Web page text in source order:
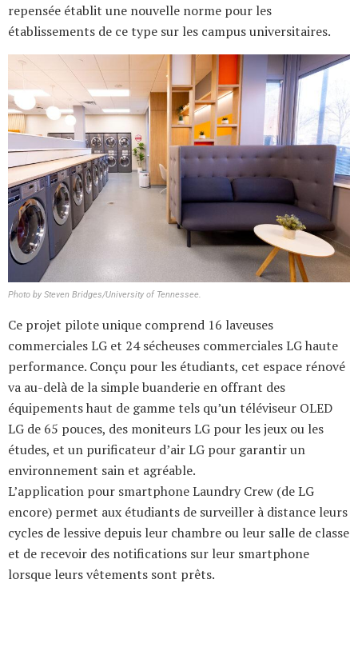
repensée établit une nouvelle norme pour les
établissements de ce type sur les campus universitaires.
Photo by Steven Bridges/University of Tennessee.
Ce projet pilote unique comprend 16 laveuses
commerciales LG et 24 sécheuses commerciales LG haute
performance. Conçu pour les étudiants, cet espace rénové
va au-delà de la simple buanderie en offrant des
équipements haut de gamme tels qu’un téléviseur OLED
LG de 65 pouces, des moniteurs LG pour les jeux ou les
études, et un purificateur d’air LG pour garantir un
environnement sain et agréable.
L’application pour smartphone Laundry Crew (de LG
encore) permet aux étudiants de surveiller à distance leurs
cycles de lessive depuis leur chambre ou leur salle de classe
et de recevoir des notifications sur leur smartphone
lorsque leurs vêtements sont prêts.